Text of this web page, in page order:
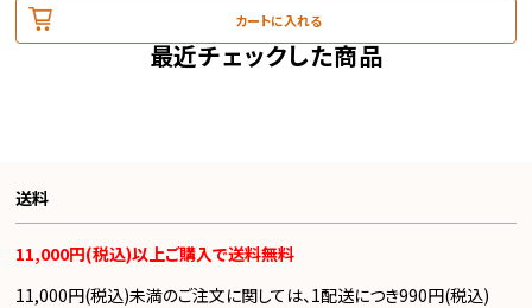
カートに入れる
最近チェックした商品
送料
11,000円(税込)以上ご購入で送料無料
11,000円(税込)未満のご注文に関しては、1配送につき990円(税込)